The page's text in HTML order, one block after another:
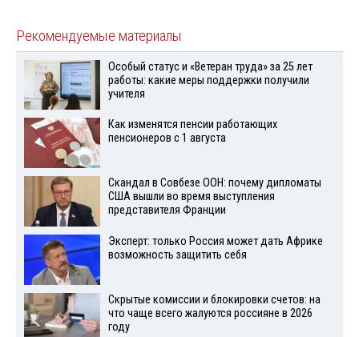
Рекомендуемые материалы
Особый статус и «Ветеран труда» за 25 лет
работы: какие меры поддержки получили
учителя
Как изменятся пенсии работающих
пенсионеров с 1 августа
Скандал в Совбезе ООН: почему дипломаты
США вышли во время выступления
представителя Франции
Эксперт: только Россия может дать Африке
возможность защитить себя
Скрытые комиссии и блокировки счетов: на
что чаще всего жалуются россияне в 2026
году